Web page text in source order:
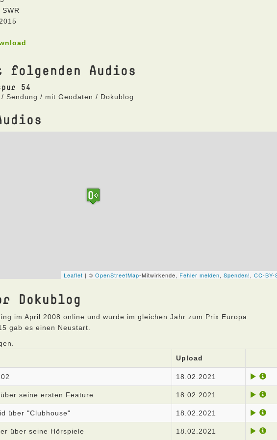
Audios
54
Sendung / mit Geodaten / Dokublog
Dokublog
im April 2008 online und wurde im gleichen Jahr zum Prix Europa
gab es einen Neustart.
Upload
18.02.2021
seine ersten Feature 18.02.2021
über "Clubhouse" 18.02.2021
über seine Hörspiele 18.02.2021